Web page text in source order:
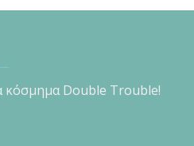
κόσμημα Double Trouble!